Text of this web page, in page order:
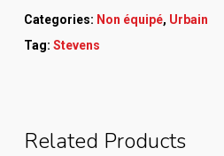
Categories: Non équipé, Urbain
Tag: Stevens
Related Products